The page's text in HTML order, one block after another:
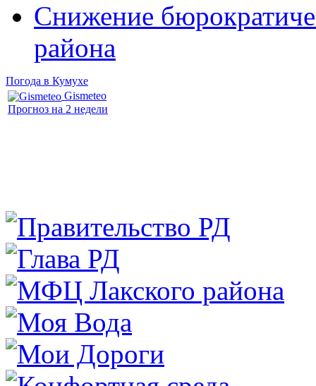
Снижение
района
Погода в Кумухе
Gismeteo
Прогноз на 2 недели